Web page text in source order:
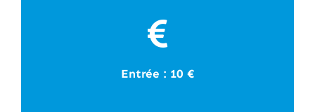
Entrée : 10 €